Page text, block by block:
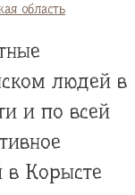
область
людей в
и по всей
в Корысте